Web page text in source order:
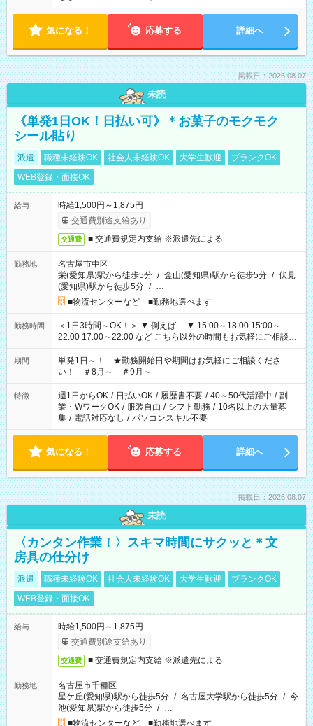
気になる！ 応募する 詳細へ
掲載日：2026.08.07
未読
《単発1日OK！日払い可》＊お菓子のモクモク
シール貼り
派遣 職種未経験OK 社会人未経験OK 大学生歓迎
ブランクOK
WEB登録・面接OK
給与
時給1,500円～1,875円
交通費別途支給あり
交通費 ■ 交通費規定内支給 ※派遣先による
勤務地
名古屋市中区
栄(愛知県)駅から徒歩5分 / 金山(愛知県)駅から徒歩5分 / 伏見
(愛知県)駅から徒歩5分 / …
■物流センターなど ■勤務地選べます
勤務時間
＜1日3時間～OK！＞ ▼ 例えば… ▼ 15:00～18:00 15:00～
22:00 17:00～22:00 など こちら以外の時間もお気軽にご相談く
ださい！
期間
単発1日～！ ★勤務開始日や期間はお気軽にご相談くださ
い！ ＃8月～ ＃9月～
特徴 週1日からOK / 日払いOK / 履歴書不要 / 40～50代活躍中 / 副
業・WワークOK / 服装自由 / シフト勤務 / 10名以上の大量募
集 / 電話対応なし / パソコンスキル不要
気になる！ 応募する 詳細へ
掲載日：2026.08.07
未読
〈カンタン作業！〉スキマ時間にサクッと＊文
房具の仕分け
派遣 職種未経験OK 社会人未経験OK 大学生歓迎
ブランクOK
WEB登録・面接OK
給与
時給1,500円～1,875円
交通費別途支給あり
交通費 ■ 交通費規定内支給 ※派遣先による
勤務地
名古屋市千種区
星ケ丘(愛知県)駅から徒歩5分 / 名古屋大学駅から徒歩5分 / 今
池(愛知県)駅から徒歩5分 / …
■物流センターなど ■勤務地選べます